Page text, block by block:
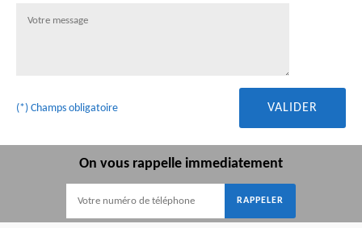
(*) Champs obligatoire
On vous rappelle immediatement